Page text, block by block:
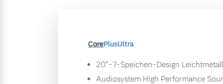
CorePlusUltra
20"-7-Speichen-Design
Audiosystem High Performance